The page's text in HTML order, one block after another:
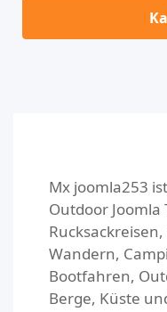
Mx joomla253
Outdoor
Wandern,
Bootfahren,
Berge, Küste